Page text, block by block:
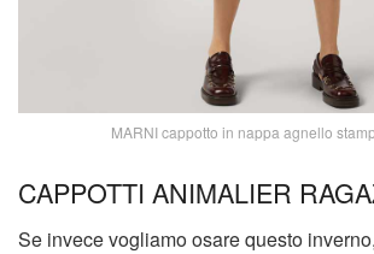
MARNI cappotto in nappa agnello
CAPPOTTI ANIMALIER
Se invece vogliamo osare questo